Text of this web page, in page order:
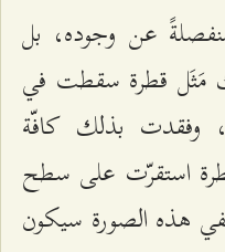
عن وجوده، بل
مَثَل قطرة سقطت في
وفقدت بذلك كافّة
استقرّت على سطح
هذه الصورة سيكون